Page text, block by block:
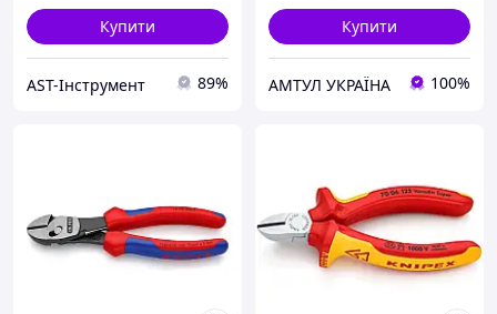
Купити
AST-Інструмент 89%
Купити
АМТУЛ УКРАЇНА 100%